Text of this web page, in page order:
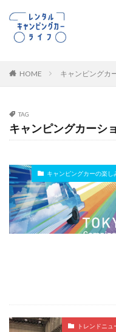
HOME キャンピングカ
TAG
キャンピングカーシ
キャンピングカーの楽し
トレンドニュ